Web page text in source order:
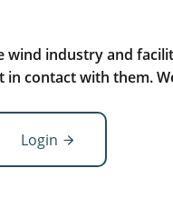
industry and
contact with them.
Login